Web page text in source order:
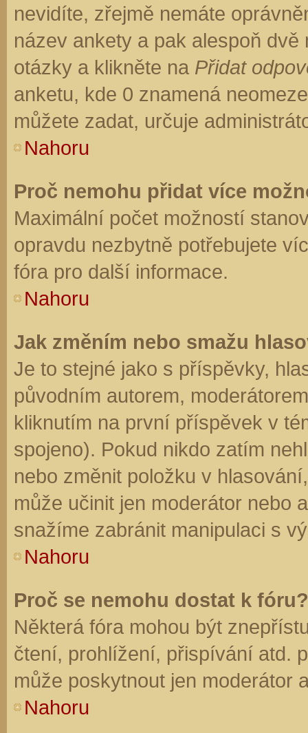
nevidíte, zřejmě nemáte
název ankety a pak alespoň
otázky a klikněte na Přidat
anketu, kde 0 znamená
můžete zadat, určuje
Nahoru
Proč nemohu přidat více
Maximální počet možností
opravdu nezbytně potřebujete
fóra pro další informace.
Nahoru
Jak změním nebo smažu
Je to stejné jako s příspěvky,
původním autorem,
kliknutím na první příspěvek v
spojeno). Pokud nikdo zatím
nebo změnit položku v
může učinit jen moderátor nebo
snažíme zabránit manipulaci s
Nahoru
Proč se nemohu dostat k fóru?
Některá fóra mohou být
čtení, prohlížení, přispívání atd.
může poskytnout jen moderátor
Nahoru